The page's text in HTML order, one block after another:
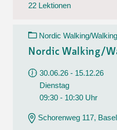
22 Lektionen
Nordic Walking/
Nordic Walking/
30.06.26 - 15.12.26
Dienstag
09:30 - 10:30 Uhr
Schorenweg 117, Basel